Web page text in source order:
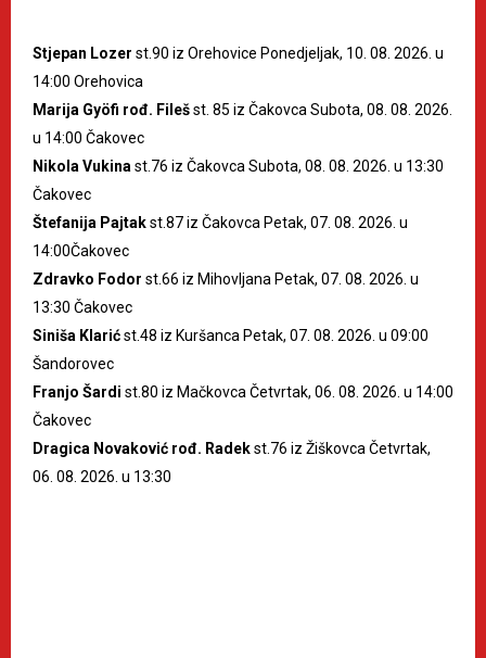
Stjepan Lozer st.90 iz Orehovice Ponedjeljak, 10. 08. 2026. u
14:00 Orehovica
Marija Gyöfi rođ. Filešst. 85 iz Čakovca Subota, 08. 08. 2026.
u 14:00 Čakovec
Nikola Vukina st.76 iz Čakovca Subota, 08. 08. 2026. u 13:30
Čakovec
Štefanija Pajtakst.87 iz Čakovca Petak, 07. 08. 2026. u
14:00Čakovec
Zdravko Fodor st.66 iz Mihovljana Petak, 07. 08. 2026. u
13:30 Čakovec
Siniša Klarićst.48 iz Kuršanca Petak, 07. 08. 2026. u 09:00
Šandorovec
Franjo Šardi st.80 iz Mačkovca Četvrtak, 06. 08. 2026. u 14:00
Čakovec
Dragica Novaković rođ. Radekst.76 iz Žiškovca Četvrtak,
06. 08. 2026. u 13:30